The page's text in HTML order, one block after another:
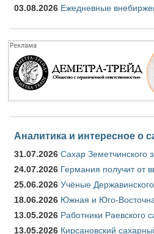
03.08.2026 Ежедневные
Аналитика и интересное о
31.07.2026 Сахар Земетчинского
24.07.2026 Германия получит от
25.06.2026 Учёные
18.06.2026 Южная и Юго-
13.05.2026 Работники Раевского
13.05.2026 Кирсановский